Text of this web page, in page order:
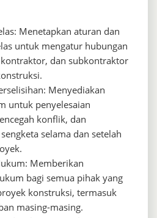
Menetapkan aturan dan
untuk mengatur hubungan
dan subkontraktor
Menyediakan
untuk penyelesaian
konflik, dan
selama dan setelah
Memberikan
bagi semua pihak yang
konstruksi, termasuk
masing-masing.